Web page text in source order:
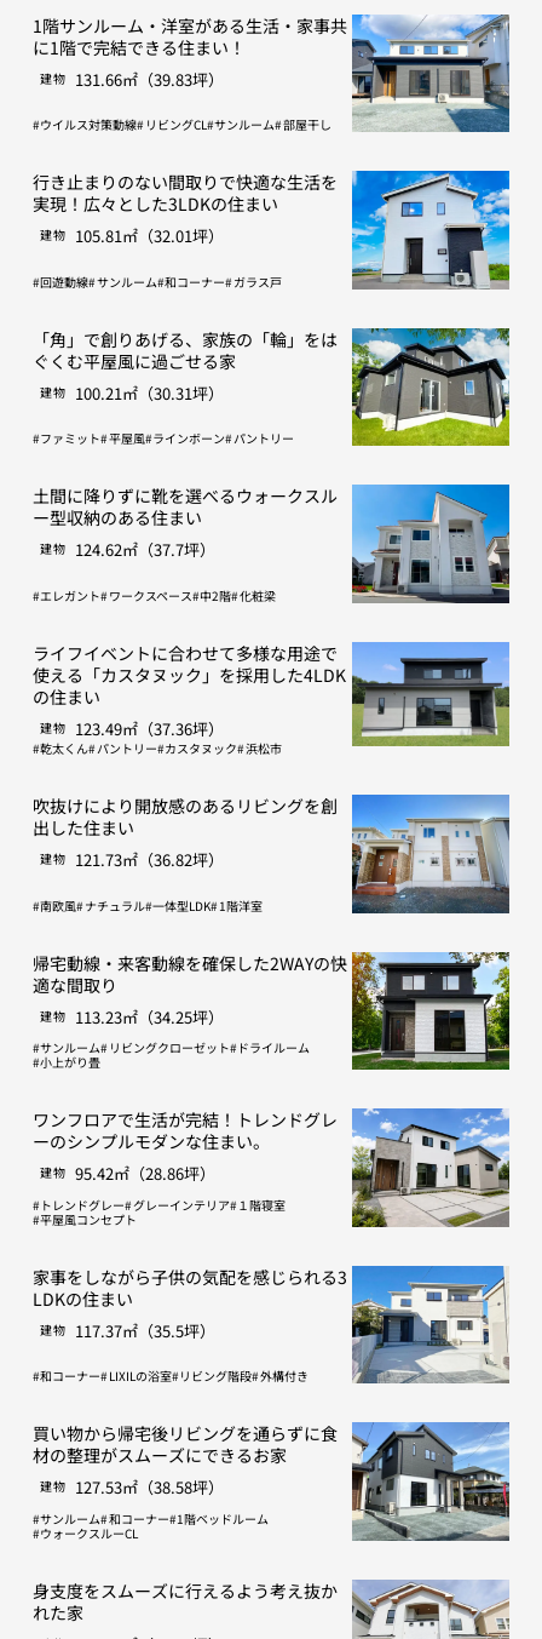
1階サンルーム・洋室がある生活・家事共
に1階で完結できる住まい！
建物 131.66㎡（39.83坪）
ウイルス対策動線 リビングCL サンルーム 部屋干し
行き止まりのない間取りで快適な生活を
実現！広々とした3LDKの住まい
建物 105.81㎡（32.01坪）
回遊動線 サンルーム 和コーナー ガラス戸
「角」で創りあげる、家族の「輪」をは
ぐくむ平屋風に過ごせる家
建物 100.21㎡（30.31坪）
ファミット 平屋風 ラインボーン パントリー
土間に降りずに靴を選べるウォークスル
ー型収納のある住まい
建物 124.62㎡（37.7坪）
エレガント ワークスペース 中2階 化粧梁
ライフイベントに合わせて多様な用途で
使える「カスタヌック」を採用した4LDK
の住まい
建物 123.49㎡（37.36坪）
乾太くん パントリー カスタヌック 浜松市
吹抜けにより開放感のあるリビングを創
出した住まい
建物 121.73㎡（36.82坪）
南欧風 ナチュラル 一体型LDK 1階洋室
帰宅動線・来客動線を確保した2WAYの快
適な間取り
建物 113.23㎡（34.25坪）
サンルーム リビングクローゼット
ドライルーム
小上がり畳
ワンフロアで生活が完結！トレンドグレ
ーのシンプルモダンな住まい。
建物 95.42㎡（28.86坪）
トレンドグレー グレーインテリア
１階寝室
平屋風コンセプト
家事をしながら子供の気配を感じられる3
LDKの住まい
建物 117.37㎡（35.5坪）
和コーナー LIXILの浴室 リビング階段 外構付き
買い物から帰宅後リビングを通らずに食
材の整理がスムーズにできるお家
建物 127.53㎡（38.58坪）
サンルーム 和コーナー 1階ベッドルーム
ウォークスルーCL
身支度をスムーズに行えるよう考え抜か
れた家